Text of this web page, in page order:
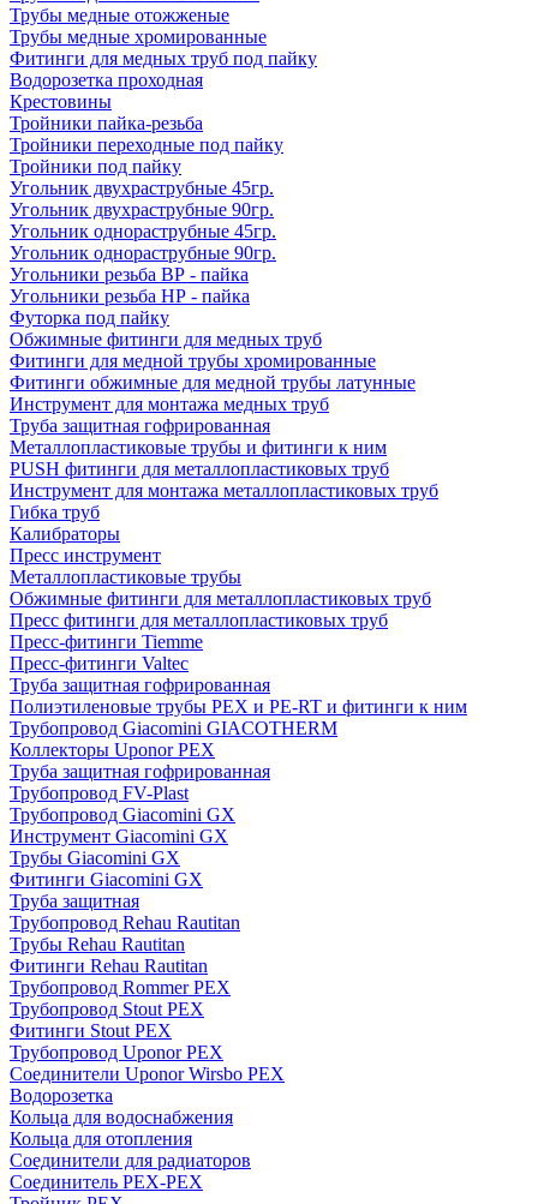
Трубы медные отожженые
Трубы медные хромированные
Фитинги для медных труб под пайку
Водорозетка проходная
Крестовины
Тройники пайка-резьба
Тройники переходные под пайку
Тройники под пайку
Угольник двухраструбные 45гр.
Угольник двухраструбные 90гр.
Угольник однораструбные 45гр.
Угольник однораструбные 90гр.
Угольники резьба ВР - пайка
Угольники резьба НР - пайка
Футорка под пайку
Обжимные фитинги для медных труб
Фитинги для медной трубы хромированные
Фитинги обжимные для медной трубы латунные
Инструмент для монтажа медных труб
Труба защитная гофрированная
Металлопластиковые трубы и фитинги к ним
PUSH фитинги для металлопластиковых труб
Инструмент для монтажа металлопластиковых труб
Гибка труб
Калибраторы
Пресс инструмент
Металлопластиковые трубы
Обжимные фитинги для металлопластиковых труб
Пресс фитинги для металлопластиковых труб
Пресс-фитинги Tiemme
Пресс-фитинги Valtec
Труба защитная гофрированная
Полиэтиленовые трубы PEX и PE-RT и фитинги к ним
Трубопровод Giacomini GIACOTHERM
Коллекторы Uponor PEX
Труба защитная гофрированная
Трубопровод FV-Plast
Трубопровод Giacomini GX
Инструмент Giacomini GX
Трубы Giacomini GX
Фитинги Giacomini GX
Труба защитная
Трубопровод Rehau Rautitan
Трубы Rehau Rautitan
Фитинги Rehau Rautitan
Трубопровод Rommer PEX
Трубопровод Stout PEX
Фитинги Stout PEX
Трубопровод Uponor PEX
Соединители Uponor Wirsbo PEX
Водорозетка
Кольца для водоснабжения
Кольца для отопления
Соединители для радиаторов
Соединитель PEX-PEX